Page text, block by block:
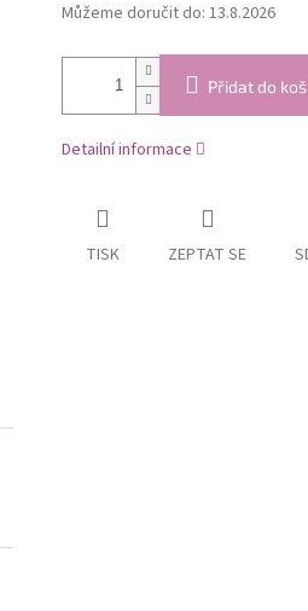
Můžeme doručit do: 13.8.2026
Přidat do
Detailní informace
TISK ZEPTAT SE